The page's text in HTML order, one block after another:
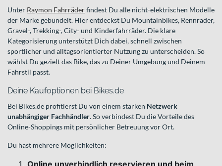
Unter Raymon Fahrräderfindest Du alle nicht-elektrischen Modelle
der Marke gebündelt. Hier entdeckst Du Mountainbikes, Rennräder,
Gravel-, Trekking-, City- und Kinderfahrräder. Die klare
Kategorisierung unterstützt Dich dabei, schnell zwischen
sportlicher und alltagsorientierter Nutzung zu unterscheiden. So
wählst Du gezielt das Bike, das zu Deiner Umgebung und Deinem
Fahrstil passt.
Deine Kaufoptionen bei Bikes.de
Bei Bikes.de profitierst Du von einem starken Netzwerk
unabhängiger Fachhändler. So verbindest Du die Vorteile des
Online-Shoppings mit persönlicher Betreuung vor Ort.
Du hast mehrere Möglichkeiten:
Online unverbindlich reservieren und beim